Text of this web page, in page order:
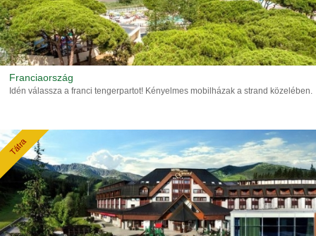
Franciaország
Idén válassza a franci tengerpartot! Kényelmes mobilházak a strand közelében.
Tátra